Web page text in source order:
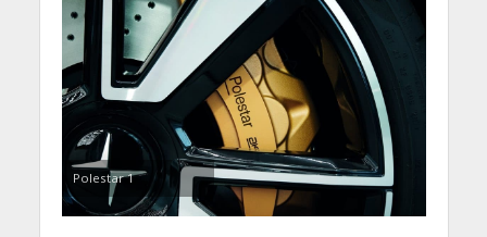
Polestar 1